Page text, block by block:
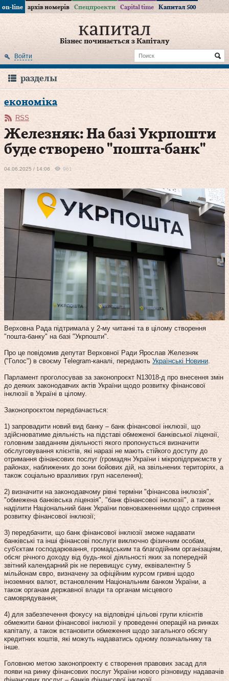
on-line архів номерів Спецпроекти Capital time Капитал 500
Бізнес починається з Капіталу
Войти
разделы
економіка
RSS
Железняк: На базі Укрпошти
буде створено "пошта-банк"
04.06.2025 / 14:06 961
Верховна Рада підтримала у 2-му читанні та в цілому створення
"пошта-банку" на базі "Укрпошти".
Про це повідомив депутат Верховної Ради Ярослав Железняк
("Голос") в своєму Тelegram-каналі, передають Українські Новини
Парламент проголосував за законопроєкт N13018-д про внесення змін
до деяких законодавчих актів України щодо розвитку фінансової
інклюзії в Україні в цілому.
Законопроєктом передбачається:
1) запровадити новий вид банку – банк фінансової інклюзії, що
здійснюватиме діяльність на підставі обмеженої банківської ліцензії,
головним завданням діяльності якого пропонується визначити
обслуговування клієнтів, які наразі не мають стійкого доступу до
отримання фінансових послуг (громадян України і мікропідприємств у
районах, наближених до зони бойових дій, на звільнених територіях, а
також соціально вразливих груп населення);
2) визначити на законодавчому рівні терміни "фінансова інклюзія",
"обмежена банківська ліцензія", "банк фінансової інклюзії", а також
наділити Національний банк України повноваженнями щодо сприяння
розвитку фінансової інклюзії;
3) передбачити, що банк фінансової інклюзії зможе надавати
банківські та інші фінансові послуги виключно фізичним особам,
суб'єктам господарювання, громадським та благодійним організаціям,
обсяг річного доходу від будь-якої діяльності яких за попередній
звітний календарний рік не перевищує суму, еквівалентну 5
мільйонам євро, визначену за офіційним курсом гривні щодо
іноземних валют, встановленим Національним банком України, а
також органам державної влади та органам місцевого
самоврядування;
4) для забезпечення фокусу на відповідні цільові групи клієнтів
обмежити банки фінансової інклюзії у проведенні операцій на ринках
капіталу, а також встановити обмеження щодо загального обсягу
кредитних коштів, які можуть надаватись одному позичальнику та
інше.
Головною метою законопроекту є створення правових засад для
появи на ринку фінансових послуг України нового різновиду надавачів